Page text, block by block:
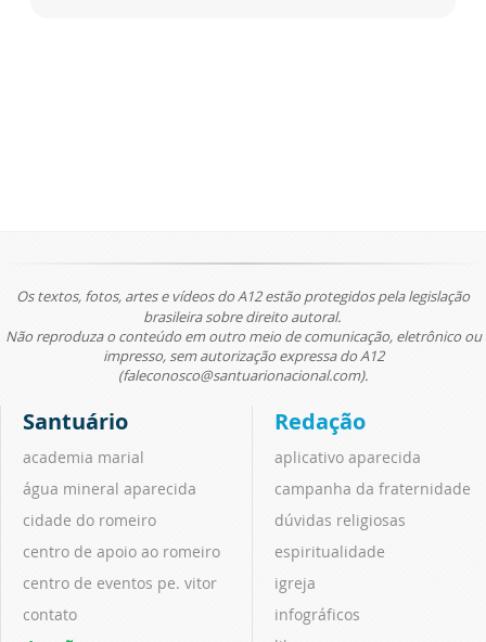
Os textos, fotos, artes e vídeos do A12 estão protegidos pela legislação
brasileira sobre direito autoral.
Não reproduza o conteúdo em outro meio de comunicação, eletrônico ou
impresso, sem autorização expressa do A12
(faleconosco@santuarionacional.com).
Santuário
academia marial
água mineral aparecida
cidade do romeiro
centro de apoio ao romeiro
centro de eventos pe. vitor
contato
Redação
aplicativo aparecida
campanha da fraternidade
dúvidas religiosas
espiritualidade
igreja
infográficos